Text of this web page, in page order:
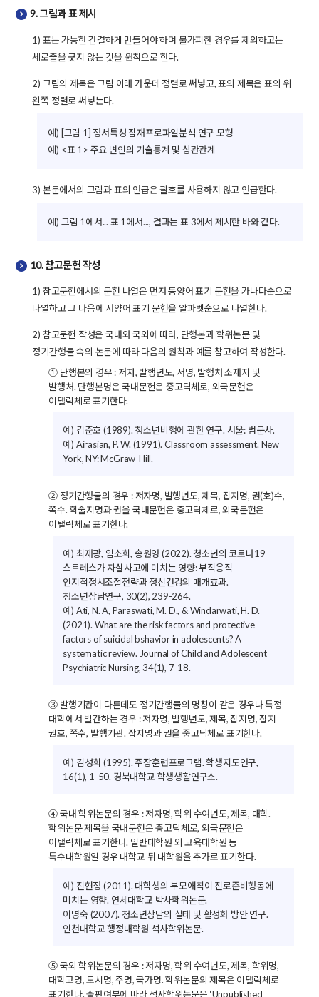
9. 그림과 표 제시
1) 표는 가능한 간결하게 만들어야 하며 불가피한 경우를 제외하고는
세로줄을 긋지 않는 것을 원칙으로 한다.
2) 그림의 제목은 그림 아래 가운데 정렬로 써넣고, 표의 제목은 표의 위
왼쪽 정렬로 써넣는다.
예) [그림 1] 정서특성 잠재프로파일분석 연구 모형
예) <표 1> 주요 변인의 기술통계 및 상관관계
3) 본문에서의 그림과 표의 언급은 괄호를 사용하지 않고 언급한다.
예) 그림 1에서... 표 1에서..., 결과는 표 3에서 제시한 바와 같다.
10. 참고문헌 작성
1) 참고문헌에서의 문헌 나열은 먼저 동양어 표기 문헌을 가나다순으로
나열하고 그 다음에 서양어 표기 문헌을 알파벳순으로 나열한다.
2) 참고문헌 작성은 국내와 국외에 따라, 단행본과 학위논문 및
정기간행물 속의 논문에 따라 다음의 원칙과 예를 참고하여 작성한다.
① 단행본의 경우 : 저자, 발행년도, 서명, 발행처 소재지 및
발행처. 단행본명은 국내문헌은 중고딕체로, 외국문헌은
이탤릭체로 표기한다.
예) 김준호 (1989). 청소년비행에 관한 연구. 서울: 범문사.
예) Airasian, P. W. (1991). Classroom assessment. New
York, NY: McGraw-Hill.
② 정기간행물의 경우 : 저자명, 발행년도, 제목, 잡지명, 권(호)수,
쪽수. 학술지명과 권을 국내문헌은 중고딕체로, 외국문헌은
이탤릭체로 표기한다.
예) 최재광, 임소희, 송원영 (2022). 청소년의 코로나19
스트레스가 자살사고에 미치는 영향: 부적응적
인지적정서조절전략과 정신건강의 매개효과.
청소년상담연구, 30(2), 239-264.
예) Ati, N. A, Paraswati, M. D., & Windarwati, H. D.
(2021). What are the risk factors and protective
factors of suicidal bshavior in adolescents? A
systematic review. Journal of Child and Adolescent
Psychiatric Nursing, 34(1), 7-18.
③ 발행기관이 다른데도 정기간행물의 명칭이 같은 경우나 특정
대학에서 발간하는 경우 : 저자명, 발행년도, 제목, 잡지명, 잡지
권호, 쪽수, 발행기관. 잡지명과 권을 중고딕체로 표기한다.
예) 김성희 (1995). 주장훈련프로그램. 학생지도연구,
16(1), 1-50. 경북대학교 학생생활연구소.
④ 국내 학위논문의 경우 : 저자명, 학위 수여년도, 제목, 대학.
학위논문 제목을 국내문헌은 중고딕체로, 외국문헌은
이탤릭체로 표기한다. 일반대학원 외 교육대학원 등
특수대학원일 경우 대학교 뒤 대학원을 추가로 표기한다.
예) 진현정 (2011). 대학생의 부모애착이 진로준비행동에
미치는 영향. 연세대학교 박사학위논문.
이명숙 (2007). 청소년상담의 실태 및 활성화 방안 연구.
인천대학교 행정대학원 석사학위논문.
⑤ 국외 학위논문의 경우 : 저자명, 학위 수여년도, 제목, 학위명,
대학교명, 도시명, 주명, 국가명. 학위논문의 제목은 이탤릭체로
표기한다. 출판여부에 따라 석사학위논문은 ‘Unpublished